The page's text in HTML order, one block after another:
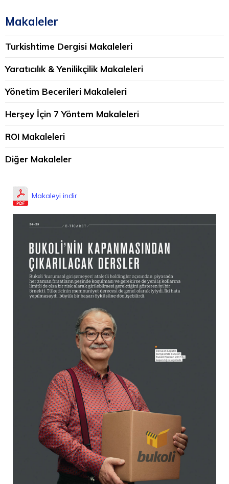
Makaleler
Turkishtime Dergisi Makaleleri
Yaratıcılık & Yenilikçilik Makaleleri
Yönetim Becerileri Makaleleri
Herşey İçin 7 Yöntem Makaleleri
ROI Makaleleri
Diğer Makaleler
Makaleyi indir